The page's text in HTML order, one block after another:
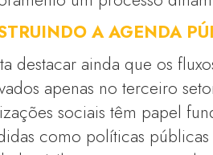
A AGENDA
destacar ainda que os
apenas no terceiro
sociais têm papel
como políticas